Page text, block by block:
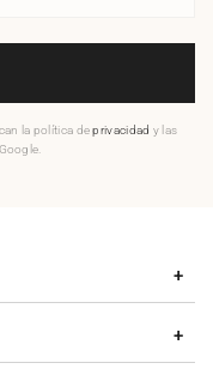
la política deprivacidad y las